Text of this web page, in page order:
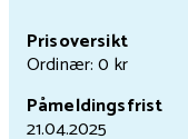
Prisoversikt
Ordinær: 0 kr
Påmeldingsfrist
21.04.2025